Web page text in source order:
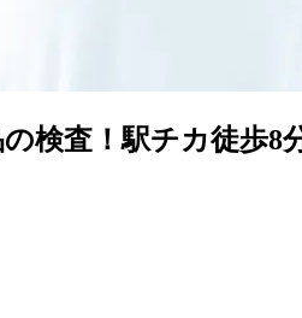
検査！駅チカ徒歩8